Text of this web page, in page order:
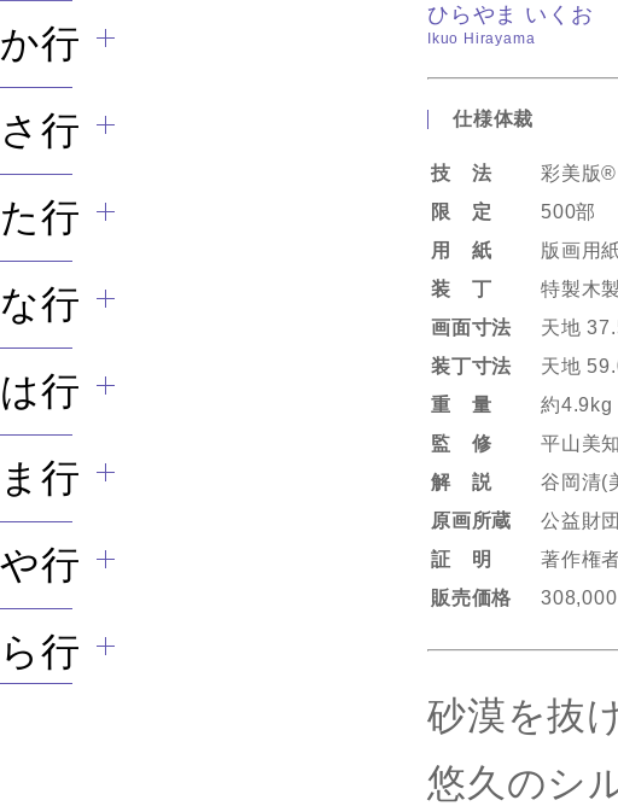
ひらやま いくお
Ikuo Hirayama
仕様体裁
技 法
彩美版®
限 定
500部
用 紙
版画用
装 丁
特製木
画面寸法
天地
装丁寸法
天地
重 量
約4.9kg
監 修
平山美
解 説
谷岡清(
原画所蔵
公益財
証 明
著作権
販売価格
砂漠を抜
悠久のシ
か行
さ行
た行
な行
は行
ま行
や行
ら行